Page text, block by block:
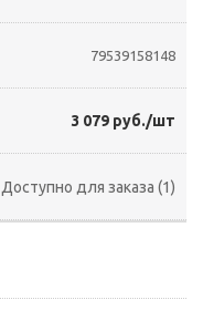
79539158148
3 079 руб./шт
Доступно для заказа (1)